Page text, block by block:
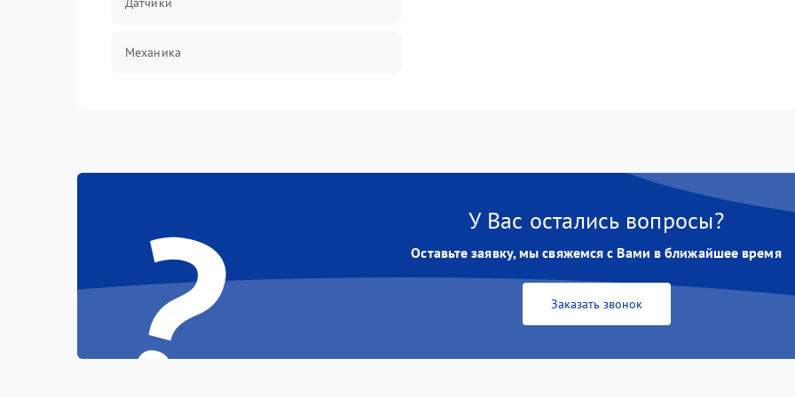
Механика
? У Вас остались вопросы?
Оставьте заявку, мы свяжемся с Вами в ближайшее время
Заказать звонок